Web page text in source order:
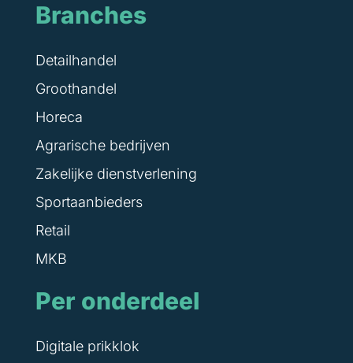
Branches
Detailhandel
Groothandel
Horeca
Agrarische bedrijven
Zakelijke dienstverlening
Sportaanbieders
Retail
MKB
Per onderdeel
Digitale prikklok